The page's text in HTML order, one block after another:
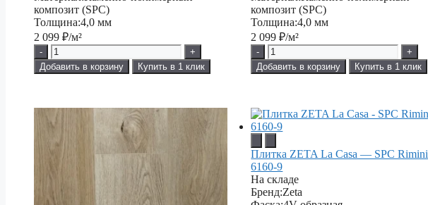
композит (SPC)
Толщина:4,0 мм
2 099 ₽/м²
-
+
Добавить в корзину
Купить в 1 клик
композит (SPC)
Толщина:4,0 мм
2 099₽/м²
-
+
Добавить в корзину
Купить в 1 клик
Плитка ZETA La Casa — SPC Rimini
6160-9
На складе
Бренд:Zeta